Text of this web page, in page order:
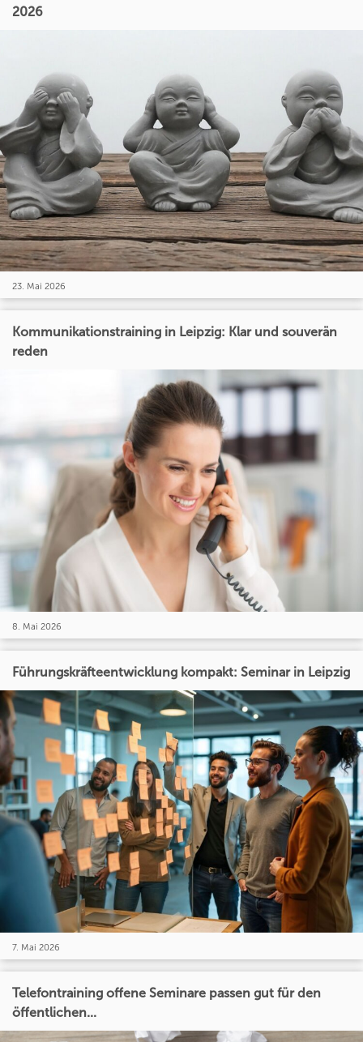
2026
23. Mai 2026
Kommunikationstraining in Leipzig: Klar und souverän
reden
8. Mai 2026
Führungskräfteentwicklung kompakt: Seminar in Leipzig
7. Mai 2026
Telefontraining offene Seminare passen gut für den
öffentlichen...